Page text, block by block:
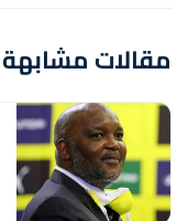
مقالات مشابهة